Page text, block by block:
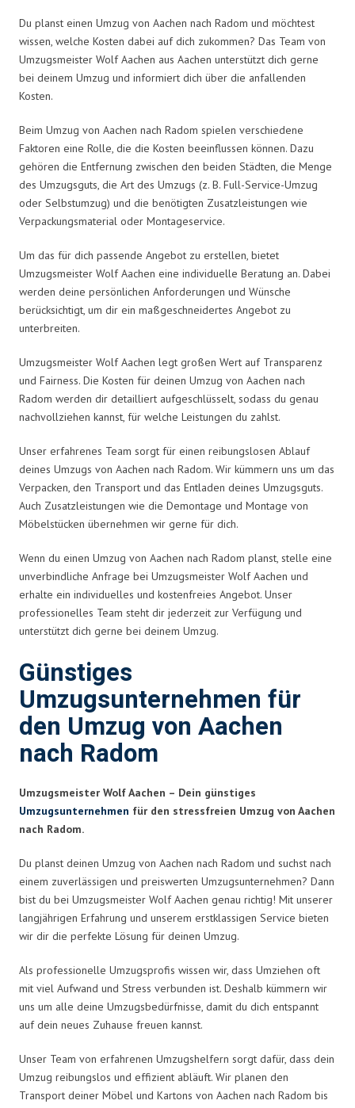
Du planst einen Umzug von Aachen nach Radom und möchtest
wissen, welche Kosten dabei auf dich zukommen? Das Team von
Umzugsmeister Wolf Aachen aus Aachen unterstützt dich gerne
bei deinem Umzug und informiert dich über die anfallenden
Kosten.
Beim Umzug von Aachen nach Radom spielen verschiedene
Faktoren eine Rolle, die die Kosten beeinflussen können. Dazu
gehören die Entfernung zwischen den beiden Städten, die Menge
des Umzugsguts, die Art des Umzugs (z. B. Full-Service-Umzug
oder Selbstumzug) und die benötigten Zusatzleistungen wie
Verpackungsmaterial oder Montageservice.
Um das für dich passende Angebot zu erstellen, bietet
Umzugsmeister Wolf Aachen eine individuelle Beratung an. Dabei
werden deine persönlichen Anforderungen und Wünsche
berücksichtigt, um dir ein maßgeschneidertes Angebot zu
unterbreiten.
Umzugsmeister Wolf Aachen legt großen Wert auf Transparenz
und Fairness. Die Kosten für deinen Umzug von Aachen nach
Radom werden dir detailliert aufgeschlüsselt, sodass du genau
nachvollziehen kannst, für welche Leistungen du zahlst.
Unser erfahrenes Team sorgt für einen reibungslosen Ablauf
deines Umzugs von Aachen nach Radom. Wir kümmern uns um das
Verpacken, den Transport und das Entladen deines Umzugsguts.
Auch Zusatzleistungen wie die Demontage und Montage von
Möbelstücken übernehmen wir gerne für dich.
Wenn du einen Umzug von Aachen nach Radom planst, stelle eine
unverbindliche Anfrage bei Umzugsmeister Wolf Aachen und
erhalte ein individuelles und kostenfreies Angebot. Unser
professionelles Team steht dir jederzeit zur Verfügung und
unterstützt dich gerne bei deinem Umzug.
Günstiges
Umzugsunternehmen für
den Umzug von Aachen
nach Radom
Umzugsmeister Wolf Aachen – Dein günstiges
Umzugsunternehmen für den stressfreien Umzug von Aachen
nach Radom.
Du planst deinen Umzug von Aachen nach Radom und suchst nach
einem zuverlässigen und preiswerten Umzugsunternehmen? Dann
bist du bei Umzugsmeister Wolf Aachen genau richtig! Mit unserer
langjährigen Erfahrung und unserem erstklassigen Service bieten
wir dir die perfekte Lösung für deinen Umzug.
Als professionelle Umzugsprofis wissen wir, dass Umziehen oft
mit viel Aufwand und Stress verbunden ist. Deshalb kümmern wir
uns um alle deine Umzugsbedürfnisse, damit du dich entspannt
auf dein neues Zuhause freuen kannst.
Unser Team von erfahrenen Umzugshelfern sorgt dafür, dass dein
Umzug reibungslos und effizient abläuft. Wir planen den
Transport deiner Möbel und Kartons von Aachen nach Radom bis